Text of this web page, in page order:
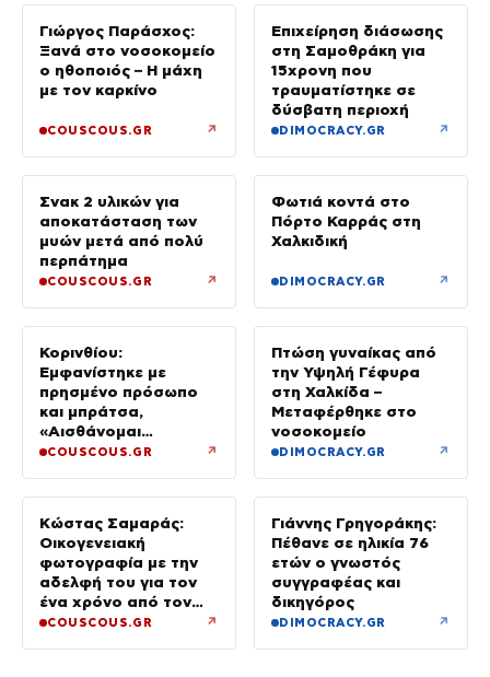
Γιώργος Παράσχος:
Ξανά στο νοσοκομείο
ο ηθοποιός – Η μάχη
με τον καρκίνο
COUSCOUS.GR ↗
Επιχείρηση διάσωσης
στη Σαμοθράκη για
15χρονη που
τραυματίστηκε σε
δύσβατη περιοχή
DIMOCRACY.GR ↗
Σνακ 2 υλικών για
αποκατάσταση των
μυών μετά από πολύ
περπάτημα
COUSCOUS.GR ↗
Φωτιά κοντά στο
Πόρτο Καρράς στη
Χαλκιδική
DIMOCRACY.GR ↗
Κορινθίου:
Εμφανίστηκε με
πρησμένο πρόσωπο
και μπράτσα,
«Αισθάνομαι
μπουχτισμένη»
COUSCOUS.GR ↗
Πτώση γυναίκας από
την Υψηλή Γέφυρα
στη Χαλκίδα –
Μεταφέρθηκε στο
νοσοκομείο
DIMOCRACY.GR ↗
Κώστας Σαμαράς:
Οικογενειακή
φωτογραφία με την
αδελφή του για τον
ένα χρόνο από τον
θάνατό της
COUSCOUS.GR ↗
Γιάννης Γρηγοράκης:
Πέθανε σε ηλικία 76
ετών ο γνωστός
συγγραφέας και
δικηγόρος
DIMOCRACY.GR ↗